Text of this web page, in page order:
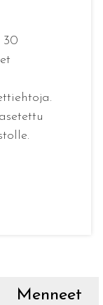
30
Menneet